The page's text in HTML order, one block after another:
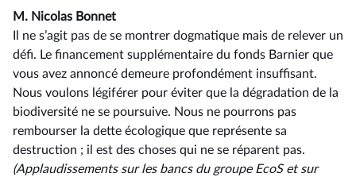
M. Nicolas Bonnet
Il ne s’agit pas de se montrer dogmatique mais de relever un
défi. Le financement supplémentaire du fonds Barnier que
vous avez annoncé demeure profondément insuffisant.
Nous voulons légiférer pour éviter que la dégradation de la
biodiversité ne se poursuive. Nous ne pourrons pas
rembourser la dette écologique que représente sa
destruction ; il est des choses qui ne se réparent pas.
(Applaudissements sur les bancs du groupe EcoS et sur